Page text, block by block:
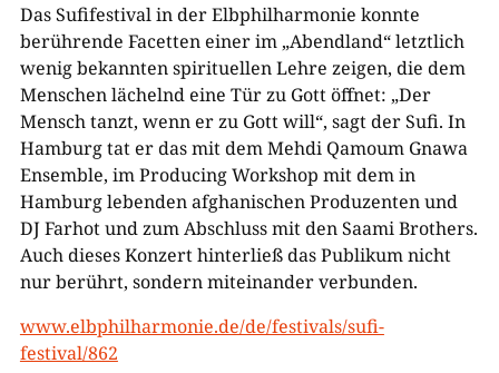
Das Sufifestival in der Elbphilharmonie konnte
berührende Facetten einer im „Abendland“ letztlich
wenig bekannten spirituellen Lehre zeigen, die dem
Menschen lächelnd eine Tür zu Gott öffnet: „Der
Mensch tanzt, wenn er zu Gott will“, sagt der Sufi. In
Hamburg tat er das mit dem Mehdi Qamoum Gnawa
Ensemble, im Producing Workshop mit dem in
Hamburg lebenden afghanischen Produzenten und
DJ Farhot und zum Abschluss mit den Saami Brothers.
Auch dieses Konzert hinterließ das Publikum nicht
nur berührt, sondern miteinander verbunden.
www.elbphilharmonie.de/de/festivals/sufi-
festival/862